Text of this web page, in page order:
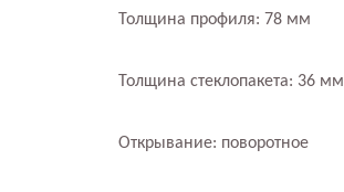
Толщина профиля: 78 мм
Толщина стеклопакета: 36 мм
Открывание: поворотное